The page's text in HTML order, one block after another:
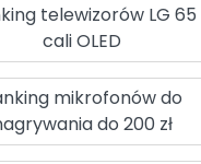
telewizorów LG 65
cali OLED
mikrofonów do
do 200 zł